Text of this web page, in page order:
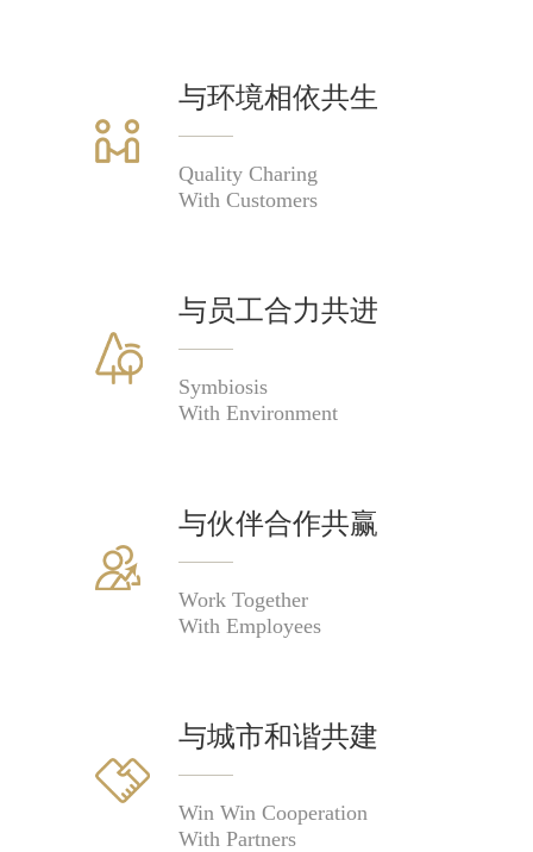
与环境相依共生
Quality Charing
With Customers
与员工合力共进
Symbiosis
With Environment
与伙伴合作共赢
Work Together
With Employees
与城市和谐共建
Win Win Cooperation
With Partners